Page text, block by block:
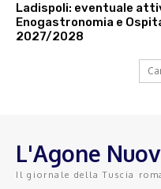
Ladispoli: eventuale
Enogastronomia e
2027/2028
L'Agone
Il giornale della Tuscia